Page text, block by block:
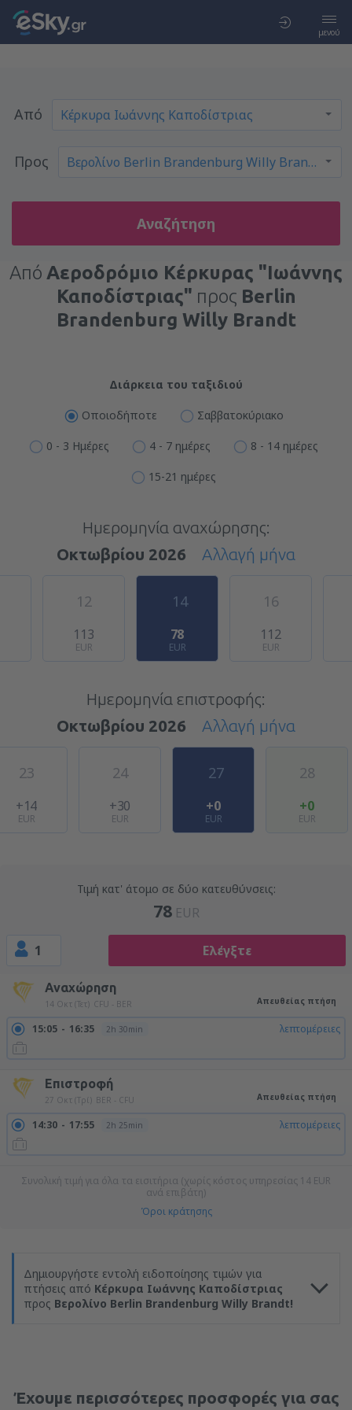
μενού
Από
Προς
Αναζήτηση
Από Αεροδρόμιο Κέρκυρας "Ιωάννης
Καποδίστριας" προς Berlin
Brandenburg Willy Brandt
Διάρκεια του ταξιδιού
Οποιοδήποτε Σαββατοκύριακο
0 - 3 Ημέρες 4 - 7 ημέρες 8 - 14 ημέρες
15-21 ημέρες
Ημερομηνία αναχώρησης:
Οκτωβρίου 2026
Αλλαγή μήνα
12
113
EUR
14
78
EUR
16
112
EUR
Ημερομηνία επιστροφής:
Οκτωβρίου 2026
Αλλαγή μήνα
23
+14
EUR
24
+30
EUR
27
+0
EUR
28
+0
EUR
Τιμή κατ' άτομο σε δύο κατευθύνσεις:
78 EUR
1 Ελέγξτε
Αναχώρηση
14 Οκτ (Τετ) CFU - BER Απευθείας πτήση
15:05 16:35 2h 30min λεπτομέρειες
Επιστροφή
27 Οκτ (Τρί) BER - CFU Απευθείας πτήση
14:30 17:55 2h 25min λεπτομέρειες
Συνολική τιμή για όλα τα εισιτήρια (χωρίς κόστος υπηρεσίας 14 EUR
ανά επιβάτη)
Όροι κράτησης
Δημιουργήστε εντολή ειδοποίησης τιμών για
πτήσεις από Κέρκυρα Ιωάννης Καποδίστριας
προς Βερολίνο Berlin Brandenburg Willy Brandt!
Έχουμε περισσότερες προσφορές για σας